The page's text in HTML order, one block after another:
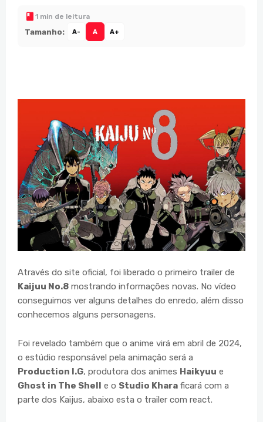
1 min de leitura
Tamanho: A- A A+
Através do site oficial, foi liberado o primeiro trailer de
Kaijuu No.8 mostrando informações novas. No vídeo
conseguimos ver alguns detalhes do enredo, além disso
conhecemos alguns personagens.
Foi revelado também que o anime virá em abril de 2024,
o estúdio responsável pela animação será a
Production I.G, produtora dos animes Haikyuu e
Ghost in The Shell e o Studio Khara ficará com a
parte dos Kaijus, abaixo esta o trailer com react.